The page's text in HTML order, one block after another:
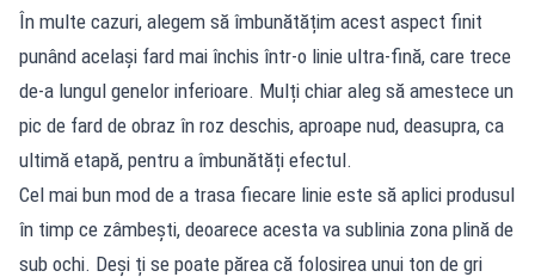
În multe cazuri, alegem să îmbunătățim acest aspect finit
punând acelaşi fard mai închis într-o linie ultra-fină, care trece
de-a lungul genelor inferioare. Mulți chiar aleg să amestece un
pic de fard de obraz în roz deschis, aproape nud, deasupra, ca
ultimă etapă, pentru a îmbunătăți efectul.
Cel mai bun mod de a trasa fiecare linie este să aplici produsul
în timp ce zâmbeşti, deoarece acesta va sublinia zona plină de
sub ochi. Deși ți se poate părea că folosirea unui ton de gri